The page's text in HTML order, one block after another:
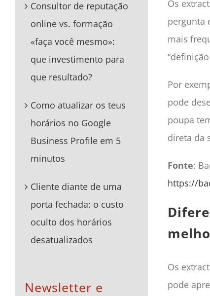
Os
pergunta
mais
Por
pode
poupa
direta da
Fonte:
https://
Os
pode
Consultor de reputação
online vs. formação
«faça você mesmo»:
que investimento para
que resultado?
Como atualizar os teus
horários no Google
Business Profile em 5
minutos
Cliente diante de uma
porta fechada: o custo
oculto dos horários
desatualizados
Newsletter e